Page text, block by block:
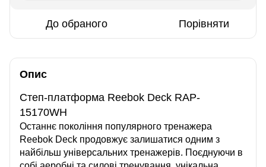
До обраного Порівняти
Опис
Степ-платформа Reebok Deck RAP-
15170WH
Останнє покоління популярного тренажера
Reebok Deck продовжує залишатися одним з
найбільш універсальних тренажерів. Поєднуючи в